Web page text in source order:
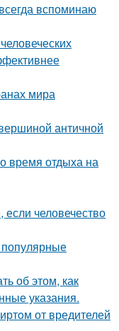
вспоминаю
мира
античной
время отдыха на
человечество
популярные
об этом, как
указания.
от вредителей